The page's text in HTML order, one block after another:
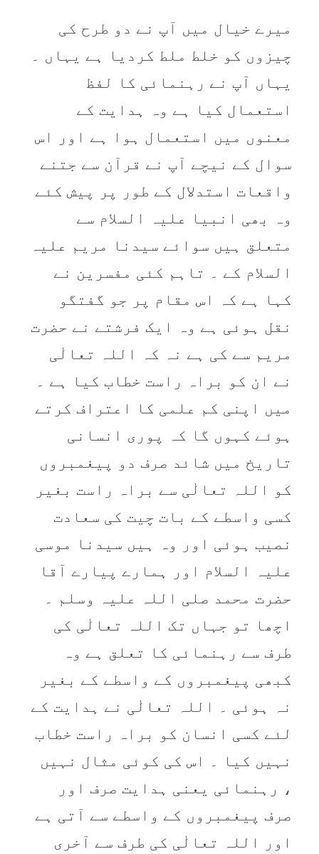
میرے خیال میں آپ نے دو طرح کی
چیزوں کو خلط ملط کردیا ہے یہاں ۔
یہاں آپ نے رہنمائی کا لفظ
استعمال کیا ہے وہ ہدایت کے
معنوں میں استعمال ہوا ہے اور اس
سوال کے نیچے آپ نے قرآن سے جتنے
واقعات استدلال کے طور پر پیش کئے
وہ بھی انبیا علیہ السلام سے
متعلق ہیں سوائے سیدنا مریم علیہ
السلام کے ۔ تاہم کئی مفسرین نے
کہا ہے کہ اس مقام پر جو گفتگو
نقل ہوئی ہے وہ ایک فرشتے نے حضرت
مریم سے کی ہے نہ کہ اللہ تعالٰی
نے ان کو براہ راست خطاب کیا ہے ۔
میں اپنی کم علمی کا اعتراف کرتے
ہوئے کہوں‌ گا کہ پوری انسانی
تاریخ میں شائد صرف دو پیغمبروں‌
کو اللہ تعالٰی سے براہ راست بغیر
کسی واسطے کے بات چیت کی سعادت
نصیب ہوئی اور وہ ہیں سیدنا موسی
علیہ السلام اور ہمارے پیارے آقا
حضرت محمد صلی اللہ علیہ وسلم ۔
اچھا تو جہاں تک اللہ تعالٰی کی
طرف سے رہنمائی کا تعلق ہے وہ
کبھی پیغمبروں کے واسطے کے بغیر
نہ ہوئی ۔ اللہ تعالٰی نے ہدایت کے
لئے کسی انسان کو براہ راست خطاب
نہیں کیا ۔ اس کی کوئی مثال نہیں
، رہنمائی یعنی ہدایت صرف اور
صرف پیغمبروں کے واسطے سے آتی ہے
اور اللہ تعالٰی کی طرف سے آخری